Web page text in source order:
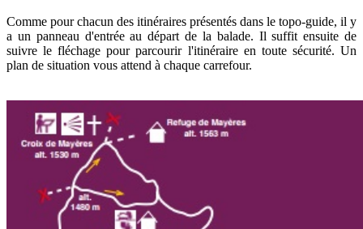
Comme pour chacun des itinéraires présentés dans le topo-guide, il y
a un panneau d'entrée au départ de la balade. Il suffit ensuite de
suivre le fléchage pour parcourir l'itinéraire en toute sécurité. Un
plan de situation vous attend à chaque carrefour.